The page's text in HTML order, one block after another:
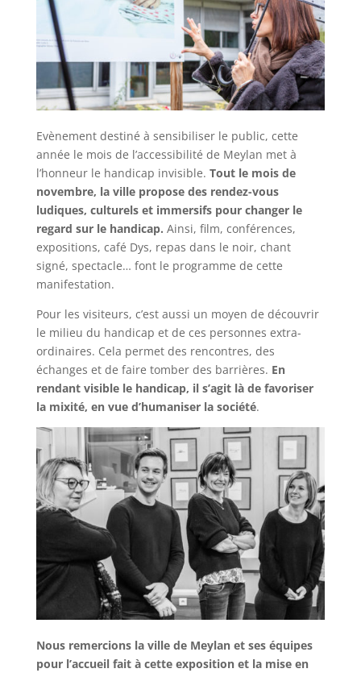
Evènement destiné à sensibiliser le public, cette
année le mois de l’accessibilité de Meylan met à
l’honneur le handicap invisible. Tout le mois de
novembre, la ville propose des rendez-vous
ludiques, culturels et immersifs pour changer le
regard sur le handicap. Ainsi, film, conférences,
expositions, café Dys, repas dans le noir, chant
signé, spectacle… font le programme de cette
manifestation.
Pour les visiteurs, c’est aussi un moyen de découvrir
le milieu du handicap et de ces personnes extra-
ordinaires. Cela permet des rencontres, des
échanges et de faire tomber des barrières. En
rendant visible le handicap, il s’agit là de favoriser
la mixité, en vue d’humaniser la société.
Nous remercions la ville de Meylan et ses équipes
pour l’accueil fait à cette exposition et la mise en